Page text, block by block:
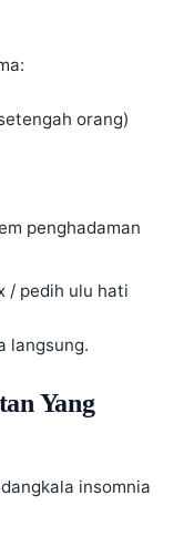
orang)
penghadaman
/ pedih ulu hati
langsung.
Yang
insomnia